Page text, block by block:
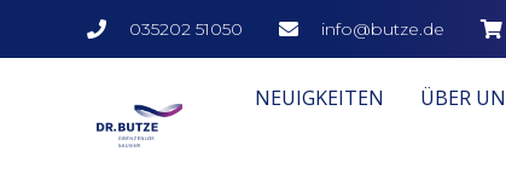
035202 51050 info@butze.de
NEUIGKEITEN ÜBER